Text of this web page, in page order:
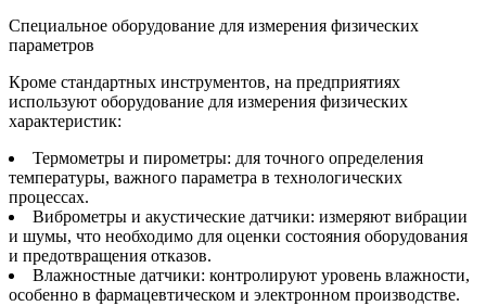
Специальное оборудование для измерения физических
параметров
Кроме стандартных инструментов, на предприятиях
используют оборудование для измерения физических
характеристик:
Термометры и пирометры: для точного определения
температуры, важного параметра в технологических
процессах.
Виброметры и акустические датчики: измеряют вибрации
и шумы, что необходимо для оценки состояния оборудования
и предотвращения отказов.
Влажностные датчики: контролируют уровень влажности,
особенно в фармацевтическом и электронном производстве.